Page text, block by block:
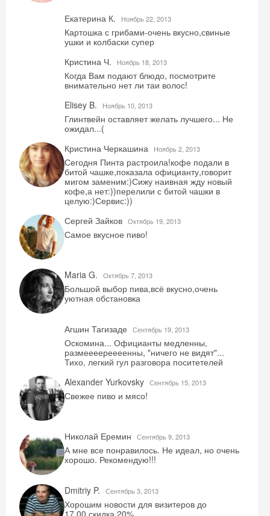
Екатерина К. Ноябрь 22, 2013
Картошка с грибами-очень вкусно,свиные
ушки и колбаски супер
Кристина Ч.
Ноябрь 18, 2013
Когда Вам подают блюдо, посмотрите
внимательно нет ли таи волос!
Elisey B.
Ноябрь 10, 2013
Глинтвейн оставляет желать лучшего... Не
ожидал...(
Кристина Черкашина
Ноябрь 2, 2013
Сегодня Пинта растроила!кофе подали в
битой чашке,показала официанту,говорит
мигом заменим:)Сижу наивная жду новый
кофе,а нет:))перелили с битой чашки в
целую:)Сервис:))
Сергей Зайков Октябрь 19, 2013
Самое вкусное пиво!
Maria G. Октябрь 7, 2013
Большой выбор пива,всё вкусно,очень
уютная обстановка
Агшин Тагизаде Сентябрь 19, 2013
Оскомина... Официанты медленны,
размеееереееенны, "ничего не видят"...
Тихо, легкий гул разговора поситетелей
Alexander Yurkovsky Сентябрь 15, 2013
Свежее пиво и мясо!
Николай Еремин Сентябрь 9, 2013
А мне все понравилось. Не идеал, но очень
хорошо. Рекомендую!!!
Dmitriy P. Сентябрь 3, 2013
Хорошим новости для визитеров до
17.00,скидка 20%...